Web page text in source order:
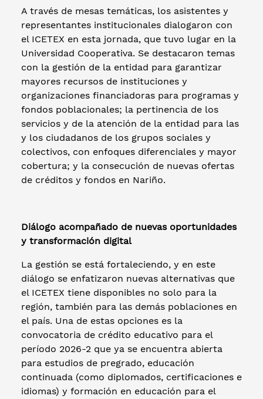
A través de mesas temáticas, los asistentes y
representantes institucionales dialogaron con
el ICETEX en esta jornada, que tuvo lugar en la
Universidad Cooperativa. Se destacaron temas
con la gestión de la entidad para garantizar
mayores recursos de instituciones y
organizaciones financiadoras para programas y
fondos poblacionales; la pertinencia de los
servicios y de la atención de la entidad para las
y los ciudadanos de los grupos sociales y
colectivos, con enfoques diferenciales y mayor
cobertura; y la consecución de nuevas ofertas
de créditos y fondos en Nariño.
Diálogo acompañado de nuevas oportunidades
y transformación digital
La gestión se está fortaleciendo, y en este
diálogo se enfatizaron nuevas alternativas que
el ICETEX tiene disponibles no solo para la
región, también para las demás poblaciones en
el país. Una de estas opciones es la
convocatoria de crédito educativo para el
período 2026-2 que ya se encuentra abierta
para estudios de pregrado, educación
continuada (como diplomados, certificaciones e
idiomas) y formación en educación para el